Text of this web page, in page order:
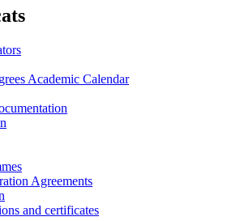
Academic Calendar
Agreements
and certificates